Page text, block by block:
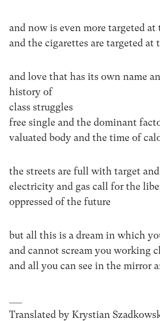
and now is even more targeted
and the cigarettes are targeted at
and love that has its own name
history of
class struggles
free single and the dominant
valuated body and the time of
the streets are full with target
electricity and gas call for the
oppressed of the future
but all this is a dream in which
and cannot scream you working
and all you can see in the mirror
Translated by Krystian